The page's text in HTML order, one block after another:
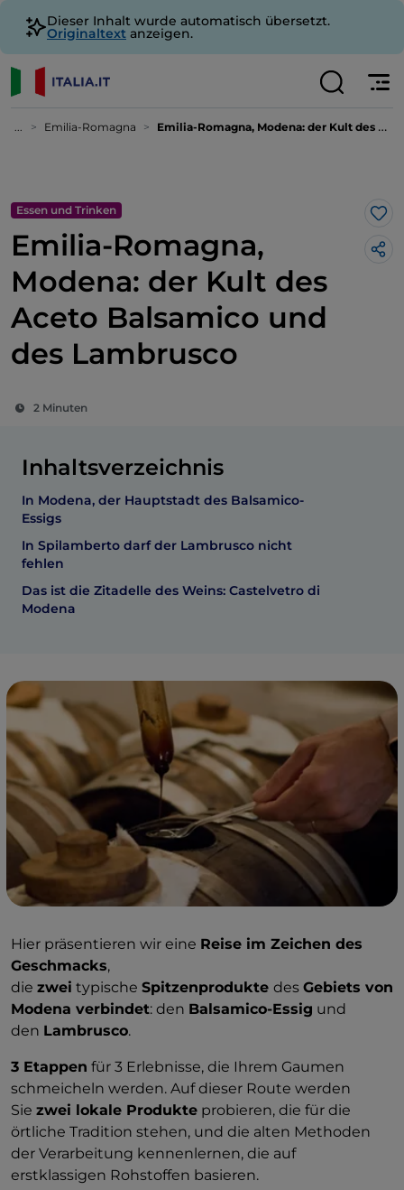
Dieser Inhalt wurde automatisch übersetzt.
Originaltext anzeigen.
... Emilia-Romagna Emilia-Romagna, Modena: der Kult des Aceto Balsamico und des Lambrusco
Essen und Trinken
Emilia-Romagna,
Modena: der Kult des
Aceto Balsamico und
des Lambrusco
2 Minuten
Inhaltsverzeichnis
In Modena, der Hauptstadt des Balsamico-
Essigs
In Spilamberto darf der Lambrusco nicht
fehlen
Das ist die Zitadelle des Weins: Castelvetro di
Modena
Hier präsentieren wir eine Reise im Zeichen des
Geschmacks,
die zwei typische Spitzenprodukte des Gebiets von
Modena verbindet: den Balsamico-Essig und
den Lambrusco.
3 Etappen für 3 Erlebnisse, die Ihrem Gaumen
schmeicheln werden. Auf dieser Route werden
Sie zwei lokale Produkte probieren, die für die
örtliche Tradition stehen, und die alten Methoden
der Verarbeitung kennenlernen, die auf
erstklassigen Rohstoffen basieren.